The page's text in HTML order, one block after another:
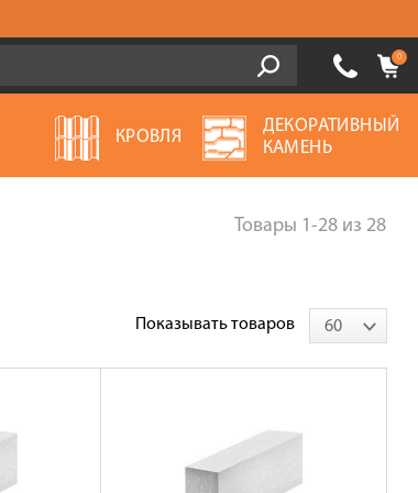
0
КРОВЛЯ
ДЕКОРАТИВНЫЙ
КАМЕНЬ
Товары 1-28из 28
Показывать товаров 60